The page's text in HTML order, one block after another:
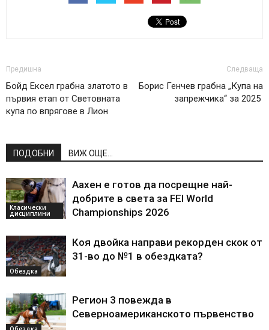
Предишна
Бойд Ексел грабна златото в
първия етап от Световната
купа по впрягове в Лион
Следваща
Борис Генчев грабна „Купа на
запрежчика“ за 2025
ПОДОБНИ ВИЖ ОЩЕ...
Класически
дисциплини
Аахен е готов да посрещне най-
добрите в света за FEI World
Championships 2026
Обездка
Коя двойка направи рекорден скок от
31-во до №1 в обездката?
Регион 3 повежда в
Северноамериканското първенство